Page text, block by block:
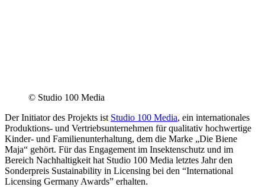
© Studio 100 Media
Der Initiator des Projekts ist Studio 100 Media, ein internationales
Produktions- und Vertriebsunternehmen für qualitativ hochwertige
Kinder- und Familienunterhaltung, dem die Marke „Die Biene
Maja“ gehört. Für das Engagement im Insektenschutz und im
Bereich Nachhaltigkeit hat Studio 100 Media letztes Jahr den
Sonderpreis Sustainability in Licensing bei den “International
Licensing Germany Awards” erhalten.